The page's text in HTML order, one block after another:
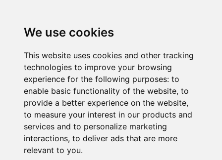
We use cookies
This website uses cookies and other tracking
technologies to improve your browsing
experience for the following purposes: to
enable basic functionality of the website, to
provide a better experience on the website,
to measure your interest in our products and
services and to personalize marketing
interactions, to deliver ads that are more
relevant to you.